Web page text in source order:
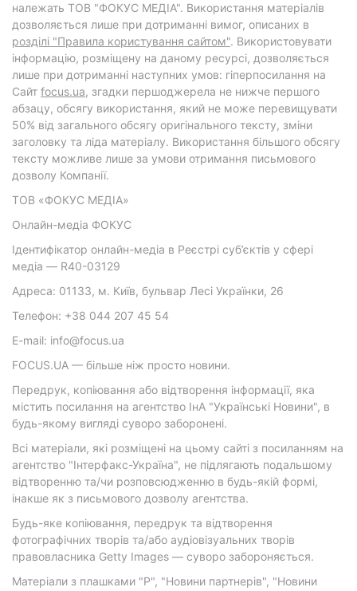
належать ТОВ "ФОКУС МЕДІА". Використання матеріалів
дозволяється лише при дотриманні вимог, описаних в
розділі "Правила користування сайтом". Використовувати
інформацію, розміщену на даному ресурсі, дозволяється
лише при дотриманні наступних умов: гіперпосилання на
Cайт focus.ua, згадки першоджерела не нижче першого
абзацу, обсягу використання, який не може перевищувати
50% від загального обсягу оригінального тексту, зміни
заголовку та ліда матеріалу. Використання більшого обсягу
тексту можливе лише за умови отримання письмового
дозволу Компанії.
ТОВ «ФОКУС МЕДІА»
Онлайн-медіа ФОКУС
Ідентифікатор онлайн-медіа в Реєстрі суб’єктів у сфері
медіа — R40-03129
Адреса: 01133, м. Київ, бульвар Лесі Українки, 26
Телефон: +38 044 207 45 54
E-mail: info@focus.ua
FOCUS.UA — більше ніж просто новини.
Передрук, копіювання або відтворення інформації, яка
містить посилання на агентство ІнА "Українські Новини", в
будь-якому вигляді суворо заборонені.
Всі матеріали, які розміщені на цьому сайті з посиланням на
агентство "Інтерфакс-Україна", не підлягають подальшому
відтворенню та/чи розповсюдженню в будь-якій формі,
інакше як з письмового дозволу агентства.
Будь-яке копіювання, передрук та відтворення
фотографічних творів та/або аудіовізуальних творів
правовласника Getty Images — суворо забороняється.
Матеріали з плашками "Р", "Новини партнерів", "Новини